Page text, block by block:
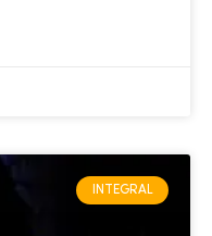
INTEGRAL